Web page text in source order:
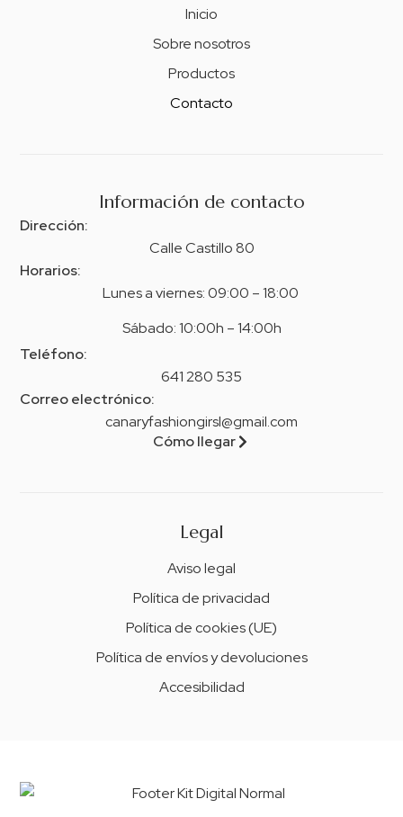
Inicio
Sobre nosotros
Productos
Contacto
Información de contacto
Dirección:
Calle Castillo 80
Horarios:
Lunes a viernes: 09:00 – 18:00
Sábado: 10:00h – 14:00h
Teléfono:
641 280 535
Correo electrónico:
canaryfashiongirsl@gmail.com
Cómo llegar
Legal
Aviso legal
Política de privacidad
Política de cookies (UE)
Política de envíos y devoluciones
Accesibilidad